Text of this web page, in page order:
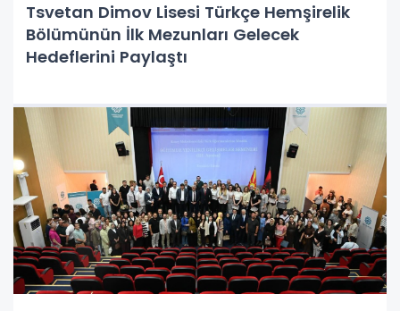
Tsvetan Dimov Lisesi Türkçe Hemşirelik
Bölümünün İlk Mezunları Gelecek
Hedeflerini Paylaştı